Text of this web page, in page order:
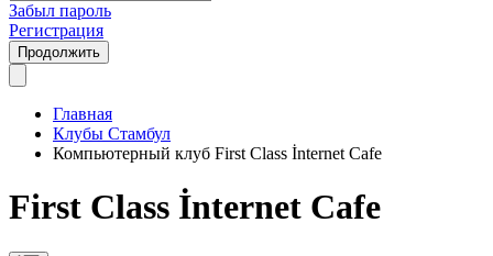
Забыл пароль
Регистрация
Продолжить
Главная
Клубы Стамбул
Компьютерный клуб First Class İnternet Cafe
First Class İnternet Cafe